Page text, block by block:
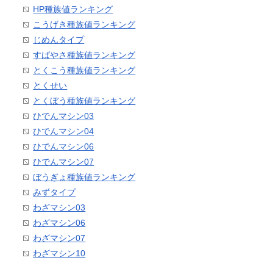
HP種族値ランキング
こうげき種族値ランキング
じめんタイプ
すばやさ種族値ランキング
とくこう種族値ランキング
とくせい
とくぼう種族値ランキング
ひでんマシン03
ひでんマシン04
ひでんマシン06
ひでんマシン07
ぼうぎょ種族値ランキング
みずタイプ
わざマシン03
わざマシン06
わざマシン07
わざマシン10